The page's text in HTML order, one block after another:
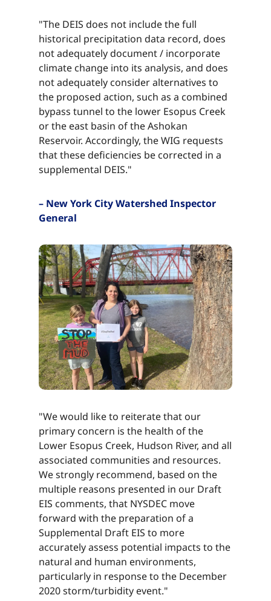
"The DEIS does not include the full
historical precipitation data record, does
not adequately document / incorporate
climate change into its analysis, and does
not adequately consider alternatives to
the proposed action, such as a combined
bypass tunnel to the lower Esopus Creek
or the east basin of the Ashokan
Reservoir. Accordingly, the WIG requests
that these deficiencies be corrected in a
supplemental DEIS."​​​​‌ ‍ ​‍​‍‌‍ ‌ ​‍‌‍‍‌‌‍‌ ‌‍‍‌‌‍ ‍​‍​‍​ ‍‍​‍​‍‌ ​ ‌‍​‌‌‍ ‍‌‍‍‌‌ ‌​‌ ‍‌​‍ ‍‌‍‍‌‌‍ ​‍​‍​‍ ​​‍​‍‌‍‍​‌ ​‍‌‍‌‌‌‍‌‍​‍​‍​ ‍‍​‍​‍‌‍‍​‌ ‌​‌ ‌​‌ ​​‌ ​ ​ ‍‍​‍ ​‍ ‌‍​ ‌‍ ‌‌ ​ ​‍ ‍‌‍ ‌‌‍​‌‌‍‍‌‌‍ ‍​‍ ‍​ ​‍​ ​​​ ​‍​ ‌​‌ ​‍‌‍‌‌‌‍‌​‌‍‌‌‌ ​ ‌‍‍‌‌‍‌ ‌‍ ‍​‍ ‍‌ ​‍‌‍‍‌‌ ‌‍‌‍‌‌‌ ​‍‌‍‍ ‌‍‌‌‌‍‌‌‌ ​​‌‍‌‌‌ ​‍​‍ ‍‌‍ ‌ ​‍‌‍‌ ​‍ ‌‍‍‌‌‍ ‍‌ ‌​‌‍‌‌‌‍ ‍‌ ‌​​‍ ‌‍‌‌‌‍‌​‌‍‍‌‌ ‌​​‍ ‌‍ ‌‌‍ ‌‍‌​‌‍‌‌​ ‌‌ ​​‌ ​‍‌‍‌‌‌ ​ ‌‍‌‌‌‍ ‍‌ ‌​‌‍​‌‌ ‌​‌‍‍‌‌‍ ‌‍ ‍​ ‍ ‌‍‍‌‌‍‌​​ ‌​ ‌ ​ ​‌​ ​‌​ ​‌​ ​ ‌‍​‌​ ​​​ ​ ​‍ ‌​ ​‌​ ‌​​ ‌‌‌‍​ ​‍ ‌​ ‌​‌‍​‍​ ‌‌​ ‌ ​‍ ‌‌‍​‍​ ​​​ ‌‍‌‍​ ​‍ ‌​ ​​​ ‌ ​ ‌‌​ ​​​ ‍‌​ ​ ​ ​‍‌‍‌‍​ ​​​ ‍‌​ ​‌‌‍​‌​ ‍ ‌ ‌​‌ ‍‌‌ ​​‌‍‌‌​ ‌‌‍​‌‌ ​‍‌ ‌​‌‍‍‌‌‍​ ‌‍ ​‌‍‌‌​ ‍ ‌ ​​‌‍​‌‌ ‌​‌‍‍​​ ‌‌‍​ ‌‍ ‌‍ ‍‌ ‌​‌‍‌‌‌‍ ‍‌ ‌​​‍‌‌​ ‌‌‌​​‍‌‌ ‌‍‍ ‌‍‌‌‌ ‍‌​‍‌‌​ ​ ‌​‌​​‍‌‌​ ​ ‌​‌​​‍‌‌​ ​‍​ ​‍​ ‌​‌‍‌​‌‍‌​‌‍​‌​ ‌‌‌‍​‌‌‍​‍​ ​ ​ ​‍‌‍​ ​ ​​‌‍​ ​‍‌‌​ ​‍​ ​‍​‍‌‌​ ‌‌‌​‌​​‍ ‍‌‍​ ‌‍‍​‌‍‍‌‌‍ ​‌‍‌​‌ ​‍‌‍‌‌‌‍ ‍​‍‌‌​ ‌‌‌​​‍‌‌ ‌‍‍ ‌‍‌‌‌ ‍‌​‍‌‌​ ​ ‌​‌​​‍‌‌​ ​ ‌​‌​​‍‌‌​ ​‍​ ​‍​ ‌​‌‍‌​‌‍‌​‌‍​‌​ ‌‌‌‍​‌‌‍​‍​ ​ ​ ​‍‌‍​ ​ ​​‌‍​ ​ ​​​‍‌‌​ ​‍​ ​‍​‍‌‌​ ‌‌‌​‌​​‍ ‍‌ ‌​‌‍‌‌‌ ‍​‌ ‌​​ ‌‍​‍‌‍​‌‌ ​ ‌‍‌‌‌‌‌‌‌ ​‍‌‍ ​​ ‌‌‍‍​‌ ‌​‌ ‌​‌ ​​‌ ​ ​‍‌‌​ ​ ‌​​‌​‍‌‌​ ​‍‌​‌‍​‍‌‌​ ​‍‌​‌‍‌‍​ ‌‍ ‌‌ ​ ​‍ ‍‌‍ ‌‌‍​‌‌‍‍‌‌‍ ‍​‍ ‍​ ​‍​ ​​​ ​‍​ ‌​‌ ​‍‌‍‌‌‌‍‌​‌‍‌‌‌ ​ ‌‍‍‌‌‍‌ ‌‍ ‍​‍ ‍‌ ​‍‌‍‍‌‌ ‌‍‌‍‌‌‌ ​‍‌‍‍ ‌‍‌‌‌‍‌‌‌ ​​‌‍‌‌‌ ​‍​‍ ‍‌‍ ‌ ​‍‌‍‌ ​‍‌‍‌‍‍‌‌‍‌​​ ‌​ ‌ ​ ​‌​ ​‌​ ​‌​ ​ ‌‍​‌​ ​​​ ​ ​‍ ‌​ ​‌​ ‌​​ ‌‌‌‍​ ​‍ ‌​ ‌​‌‍​‍​ ‌‌​ ‌ ​‍ ‌‌‍​‍​ ​​​ ‌‍‌‍​ ​‍ ‌​ ​​​ ‌ ​ ‌‌​ ​​​ ‍‌​ ​ ​ ​‍‌‍‌‍​ ​​​ ‍‌​ ​‌‌‍​‌​‍‌‍‌ ‌​‌ ‍‌‌ ​​‌‍‌‌​ ‌‌‍​‌‌ ​‍‌ ‌​‌‍‍‌‌‍​ ‌‍ ​‌‍‌‌​‍‌‍‌ ​​‌‍​‌‌ ‌​‌‍‍​​ ‌‌‍​ ‌‍ ‌‍ ‍‌ ‌​‌‍‌‌‌‍ ‍‌ ‌​​‍‌‌​ ‌‌‌​​‍‌‌ ‌‍‍ ‌‍‌‌‌ ‍‌​‍‌‌​ ​ ‌​‌​​‍‌‌​ ​ ‌​‌​​‍‌‌​ ​‍​ ​‍​ ‌​‌‍‌​‌‍‌​‌‍​‌​ ‌‌‌‍​‌‌‍​‍​ ​ ​ ​‍‌‍​ ​ ​​‌‍​ ​‍‌‌​ ​‍​ ​‍​‍‌‌​ ‌‌‌​‌​​‍ ‍‌‍​ ‌‍‍​‌‍‍‌‌‍ ​‌‍‌​‌ ​‍‌‍‌‌‌‍ ‍​‍‌‌​ ‌‌‌​​‍‌‌ ‌‍‍ ‌‍‌‌‌ ‍‌​‍‌‌​ ​ ‌​‌​​‍‌‌​ ​ ‌​‌​​‍‌‌​ ​‍​ ​‍​ ‌​‌‍‌​‌‍‌​‌‍​‌​ ‌‌‌‍​‌‌‍​‍​ ​ ​ ​‍‌‍​ ​ ​​‌‍​ ​ ​​​‍‌‌​ ​‍​ ​‍​‍‌‌​ ‌‌‌​‌​​‍ ‍‌ ‌​‌‍‌‌‌ ‍​‌ ‌​​‍‌‍‌ ​​‌‍‌‌‌ ​‍‌ ​ ‌ ​​‌‍‌‌‌‍​ ‌ ‌​‌‍‍‌‌ ‌‍‌‍‌‌​ ‌‌ ​​‌ ‌‌‌‍​‍‌‍ ​‌‍‍‌‌ ​ ‌‍‍​‌‍‌‌‌‍‌​​‍​‍‌ ‌
– New York City Watershed Inspector
General​​​​‌ ‍ ​‍​‍‌‍ ‌ ​‍‌‍‍‌‌‍‌ ‌‍‍‌‌‍ ‍​‍​‍​ ‍‍​‍​‍‌ ​ ‌‍​‌‌‍ ‍‌‍‍‌‌ ‌​‌ ‍‌​‍ ‍‌‍‍‌‌‍ ​‍​‍​‍ ​​‍​‍‌‍‍​‌ ​‍‌‍‌‌‌‍‌‍​‍​‍​ ‍‍​‍​‍‌‍‍​‌ ‌​‌ ‌​‌ ​​‌ ​ ​ ‍‍​‍ ​‍ ‌‍​ ‌‍ ‌‌ ​ ​‍ ‍‌‍ ‌‌‍​‌‌‍‍‌‌‍ ‍​‍ ‍​ ​‍​ ​​​ ​‍​ ‌​‌ ​‍‌‍‌‌‌‍‌​‌‍‌‌‌ ​ ‌‍‍‌‌‍‌ ‌‍ ‍​‍ ‍‌ ​‍‌‍‍‌‌ ‌‍‌‍‌‌‌ ​‍‌‍‍ ‌‍‌‌‌‍‌‌‌ ​​‌‍‌‌‌ ​‍​‍ ‍‌‍ ‌ ​‍‌‍‌ ​‍ ‌‍‍‌‌‍ ‍‌ ‌​‌‍‌‌‌‍ ‍‌ ‌​​‍ ‌‍‌‌‌‍‌​‌‍‍‌‌ ‌​​‍ ‌‍ ‌‌‍ ‌‍‌​‌‍‌‌​ ‌‌ ​​‌ ​‍‌‍‌‌‌ ​ ‌‍‌‌‌‍ ‍‌ ‌​‌‍​‌‌ ‌​‌‍‍‌‌‍ ‌‍ ‍​ ‍ ‌‍‍‌‌‍‌​​ ‌​ ‌ ​ ​‌​ ​‌​ ​‌​ ​ ‌‍​‌​ ​​​ ​ ​‍ ‌​ ​‌​ ‌​​ ‌‌‌‍​ ​‍ ‌​ ‌​‌‍​‍​ ‌‌​ ‌ ​‍ ‌‌‍​‍​ ​​​ ‌‍‌‍​ ​‍ ‌​ ​​​ ‌ ​ ‌‌​ ​​​ ‍‌​ ​ ​ ​‍‌‍‌‍​ ​​​ ‍‌​ ​‌‌‍​‌​ ‍ ‌ ‌​‌ ‍‌‌ ​​‌‍‌‌​ ‌‌‍​‌‌ ​‍‌ ‌​‌‍‍‌‌‍​ ‌‍ ​‌‍‌‌​ ‍ ‌ ​​‌‍​‌‌ ‌​‌‍‍​​ ‌‌‍​ ‌‍ ‌‍ ‍‌ ‌​‌‍‌‌‌‍ ‍‌ ‌​​‍‌‌​ ‌‌‌​​‍‌‌ ‌‍‍ ‌‍‌‌‌ ‍‌​‍‌‌​ ​ ‌​‌​​‍‌‌​ ​ ‌​‌​​‍‌‌​ ​‍​ ​‍‌‍‌‌‌‍​‍​ ​​​ ‌​​ ‍​​ ‍​‌‍‌‌​ ​‌‌‍‌‍​ ‍​​ ‌‌​ ​ ​‍‌‌​ ​‍​ ​‍​‍‌‌​ ‌‌‌​‌​​‍ ‍‌‍​ ‌‍‍​‌‍‍‌‌‍ ​‌‍‌​‌ ​‍‌‍‌‌‌‍ ‍​‍‌‌​ ‌‌‌​​‍‌‌ ‌‍‍ ‌‍‌‌‌ ‍‌​‍‌‌​ ​ ‌​‌​​‍‌‌​ ​ ‌​‌​​‍‌‌​ ​‍​ ​‍‌‍‌‌‌‍​‍​ ​​​ ‌​​ ‍​​ ‍​‌‍‌‌​ ​‌‌‍‌‍​ ‍​​ ‌‌​ ​ ​ ​​​‍‌‌​ ​‍​ ​‍​‍‌‌​ ‌‌‌​‌​​‍ ‍‌ ‌​‌‍‌‌‌ ‍​‌ ‌​​ ‌‍​‍‌‍​‌‌ ​ ‌‍‌‌‌‌‌‌‌ ​‍‌‍ ​​ ‌‌‍‍​‌ ‌​‌ ‌​‌ ​​‌ ​ ​‍‌‌​ ​ ‌​​‌​‍‌‌​ ​‍‌​‌‍​‍‌‌​ ​‍‌​‌‍‌‍​ ‌‍ ‌‌ ​ ​‍ ‍‌‍ ‌‌‍​‌‌‍‍‌‌‍ ‍​‍ ‍​ ​‍​ ​​​ ​‍​ ‌​‌ ​‍‌‍‌‌‌‍‌​‌‍‌‌‌ ​ ‌‍‍‌‌‍‌ ‌‍ ‍​‍ ‍‌ ​‍‌‍‍‌‌ ‌‍‌‍‌‌‌ ​‍‌‍‍ ‌‍‌‌‌‍‌‌‌ ​​‌‍‌‌‌ ​‍​‍ ‍‌‍ ‌ ​‍‌‍‌ ​‍‌‍‌‍‍‌‌‍‌​​ ‌​ ‌ ​ ​‌​ ​‌​ ​‌​ ​ ‌‍​‌​ ​​​ ​ ​‍ ‌​ ​‌​ ‌​​ ‌‌‌‍​ ​‍ ‌​ ‌​‌‍​‍​ ‌‌​ ‌ ​‍ ‌‌‍​‍​ ​​​ ‌‍‌‍​ ​‍ ‌​ ​​​ ‌ ​ ‌‌​ ​​​ ‍‌​ ​ ​ ​‍‌‍‌‍​ ​​​ ‍‌​ ​‌‌‍​‌​‍‌‍‌ ‌​‌ ‍‌‌ ​​‌‍‌‌​ ‌‌‍​‌‌ ​‍‌ ‌​‌‍‍‌‌‍​ ‌‍ ​‌‍‌‌​‍‌‍‌ ​​‌‍​‌‌ ‌​‌‍‍​​ ‌‌‍​ ‌‍ ‌‍ ‍‌ ‌​‌‍‌‌‌‍ ‍‌ ‌​​‍‌‌​ ‌‌‌​​‍‌‌ ‌‍‍ ‌‍‌‌‌ ‍‌​‍‌‌​ ​ ‌​‌​​‍‌‌​ ​ ‌​‌​​‍‌‌​ ​‍​ ​‍‌‍‌‌‌‍​‍​ ​​​ ‌​​ ‍​​ ‍​‌‍‌‌​ ​‌‌‍‌‍​ ‍​​ ‌‌​ ​ ​‍‌‌​ ​‍​ ​‍​‍‌‌​ ‌‌‌​‌​​‍ ‍‌‍​ ‌‍‍​‌‍‍‌‌‍ ​‌‍‌​‌ ​‍‌‍‌‌‌‍ ‍​‍‌‌​ ‌‌‌​​‍‌‌ ‌‍‍ ‌‍‌‌‌ ‍‌​‍‌‌​ ​ ‌​‌​​‍‌‌​ ​ ‌​‌​​‍‌‌​ ​‍​ ​‍‌‍‌‌‌‍​‍​ ​​​ ‌​​ ‍​​ ‍​‌‍‌‌​ ​‌‌‍‌‍​ ‍​​ ‌‌​ ​ ​ ​​​‍‌‌​ ​‍​ ​‍​‍‌‌​ ‌‌‌​‌​​‍ ‍‌ ‌​‌‍‌‌‌ ‍​‌ ‌​​‍‌‍‌ ​​‌‍‌‌‌ ​‍‌ ​ ‌ ​​‌‍‌‌‌‍​ ‌ ‌​‌‍‍‌‌ ‌‍‌‍‌‌​ ‌‌ ​​‌ ‌‌‌‍​‍‌‍ ​‌‍‍‌‌ ​ ‌‍‍​‌‍‌‌‌‍‌​​‍​‍‌ ‌
"We would like to reiterate that our
primary concern is the health of the
Lower Esopus Creek, Hudson River, and all
associated communities and resources.
We strongly recommend, based on the
multiple reasons presented in our Draft
EIS comments, that NYSDEC move
forward with the preparation of a
Supplemental Draft EIS to more
accurately assess potential impacts to the
natural and human environments,
particularly in response to the December
2020 storm/turbidity event."​​​​‌ ‍ ​‍​‍‌‍ ‌ ​‍‌‍‍‌‌‍‌ ‌‍‍‌‌‍ ‍​‍​‍​ ‍‍​‍​‍‌ ​ ‌‍​‌‌‍ ‍‌‍‍‌‌ ‌​‌ ‍‌​‍ ‍‌‍‍‌‌‍ ​‍​‍​‍ ​​‍​‍‌‍‍​‌ ​‍‌‍‌‌‌‍‌‍​‍​‍​ ‍‍​‍​‍‌‍‍​‌ ‌​‌ ‌​‌ ​​‌ ​ ​ ‍‍​‍ ​‍ ‌‍​ ‌‍ ‌‌ ​ ​‍ ‍‌‍ ‌‌‍​‌‌‍‍‌‌‍ ‍​‍ ‍​ ​‍​ ​​​ ​‍​ ‌​‌ ​‍‌‍‌‌‌‍‌​‌‍‌‌‌ ​ ‌‍‍‌‌‍‌ ‌‍ ‍​‍ ‍‌ ​‍‌‍‍‌‌ ‌‍‌‍‌‌‌ ​‍‌‍‍ ‌‍‌‌‌‍‌‌‌ ​​‌‍‌‌‌ ​‍​‍ ‍‌‍ ‌ ​‍‌‍‌ ​‍ ‌‍‍‌‌‍ ‍‌ ‌​‌‍‌‌‌‍ ‍‌ ‌​​‍ ‌‍‌‌‌‍‌​‌‍‍‌‌ ‌​​‍ ‌‍ ‌‌‍ ‌‍‌​‌‍‌‌​ ‌‌ ​​‌ ​‍‌‍‌‌‌ ​ ‌‍‌‌‌‍ ‍‌ ‌​‌‍​‌‌ ‌​‌‍‍‌‌‍ ‌‍ ‍​ ‍ ‌‍‍‌‌‍‌​​ ‌​ ‌ ​ ​‌​ ​‌​ ​‌​ ​ ‌‍​‌​ ​​​ ​ ​‍ ‌​ ​‌​ ‌​​ ‌‌‌‍​ ​‍ ‌​ ‌​‌‍​‍​ ‌‌​ ‌ ​‍ ‌‌‍​‍​ ​​​ ‌‍‌‍​ ​‍ ‌​ ​​​ ‌ ​ ‌‌​ ​​​ ‍‌​ ​ ​ ​‍‌‍‌‍​ ​​​ ‍‌​ ​‌‌‍​‌​ ‍ ‌ ‌​‌ ‍‌‌ ​​‌‍‌‌​ ‌‌‍​‌‌ ​‍‌ ‌​‌‍‍‌‌‍​ ‌‍ ​‌‍‌‌​ ‍ ‌ ​​‌‍​‌‌ ‌​‌‍‍​​ ‌‌‍​ ‌‍ ‌‍ ‍‌ ‌​‌‍‌‌‌‍ ‍‌ ‌​​‍‌‌​ ‌‌‌​​‍‌‌ ‌‍‍ ‌‍‌‌‌ ‍‌​‍‌‌​ ​ ‌​‌​​‍‌‌​ ​ ‌​‌​​‍‌‌​ ​‍​ ​‍‌‍‌‍​ ​ ‌‍​‌‌‍‌‌​ ‍​​ ​‍‌‍‌‌​ ‍​​ ‌ ​ ​‌​ ‌‌​ ‌​​‍‌‌​ ​‍​ ​‍​‍‌‌​ ‌‌‌​‌​​‍ ‍‌‍​ ‌‍‍​‌‍‍‌‌‍ ​‌‍‌​‌ ​‍‌‍‌‌‌‍ ‍​‍‌‌​ ‌‌‌​​‍‌‌ ‌‍‍ ‌‍‌‌‌ ‍‌​‍‌‌​ ​ ‌​‌​​‍‌‌​ ​ ‌​‌​​‍‌‌​ ​‍​ ​‍‌‍‌‍​ ​ ‌‍​‌‌‍‌‌​ ‍​​ ​‍‌‍‌‌​ ‍​​ ‌ ​ ​‌​ ‌‌​ ‌​​ ​​​‍‌‌​ ​‍​ ​‍​‍‌‌​ ‌‌‌​‌​​‍ ‍‌ ‌​‌‍‌‌‌ ‍​‌ ‌​​ ‌‍​‍‌‍​‌‌ ​ ‌‍‌‌‌‌‌‌‌ ​‍‌‍ ​​ ‌‌‍‍​‌ ‌​‌ ‌​‌ ​​‌ ​ ​‍‌‌​ ​ ‌​​‌​‍‌‌​ ​‍‌​‌‍​‍‌‌​ ​‍‌​‌‍‌‍​ ‌‍ ‌‌ ​ ​‍ ‍‌‍ ‌‌‍​‌‌‍‍‌‌‍ ‍​‍ ‍​ ​‍​ ​​​ ​‍​ ‌​‌ ​‍‌‍‌‌‌‍‌​‌‍‌‌‌ ​ ‌‍‍‌‌‍‌ ‌‍ ‍​‍ ‍‌ ​‍‌‍‍‌‌ ‌‍‌‍‌‌‌ ​‍‌‍‍ ‌‍‌‌‌‍‌‌‌ ​​‌‍‌‌‌ ​‍​‍ ‍‌‍ ‌ ​‍‌‍‌ ​‍‌‍‌‍‍‌‌‍‌​​ ‌​ ‌ ​ ​‌​ ​‌​ ​‌​ ​ ‌‍​‌​ ​​​ ​ ​‍ ‌​ ​‌​ ‌​​ ‌‌‌‍​ ​‍ ‌​ ‌​‌‍​‍​ ‌‌​ ‌ ​‍ ‌‌‍​‍​ ​​​ ‌‍‌‍​ ​‍ ‌​ ​​​ ‌ ​ ‌‌​ ​​​ ‍‌​ ​ ​ ​‍‌‍‌‍​ ​​​ ‍‌​ ​‌‌‍​‌​‍‌‍‌ ‌​‌ ‍‌‌ ​​‌‍‌‌​ ‌‌‍​‌‌ ​‍‌ ‌​‌‍‍‌‌‍​ ‌‍ ​‌‍‌‌​‍‌‍‌ ​​‌‍​‌‌ ‌​‌‍‍​​ ‌‌‍​ ‌‍ ‌‍ ‍‌ ‌​‌‍‌‌‌‍ ‍‌ ‌​​‍‌‌​ ‌‌‌​​‍‌‌ ‌‍‍ ‌‍‌‌‌ ‍‌​‍‌‌​ ​ ‌​‌​​‍‌‌​ ​ ‌​‌​​‍‌‌​ ​‍​ ​‍‌‍‌‍​ ​ ‌‍​‌‌‍‌‌​ ‍​​ ​‍‌‍‌‌​ ‍​​ ‌ ​ ​‌​ ‌‌​ ‌​​‍‌‌​ ​‍​ ​‍​‍‌‌​ ‌‌‌​‌​​‍ ‍‌‍​ ‌‍‍​‌‍‍‌‌‍ ​‌‍‌​‌ ​‍‌‍‌‌‌‍ ‍​‍‌‌​ ‌‌‌​​‍‌‌ ‌‍‍ ‌‍‌‌‌ ‍‌​‍‌‌​ ​ ‌​‌​​‍‌‌​ ​ ‌​‌​​‍‌‌​ ​‍​ ​‍‌‍‌‍​ ​ ‌‍​‌‌‍‌‌​ ‍​​ ​‍‌‍‌‌​ ‍​​ ‌ ​ ​‌​ ‌‌​ ‌​​ ​​​‍‌‌​ ​‍​ ​‍​‍‌‌​ ‌‌‌​‌​​‍ ‍‌ ‌​‌‍‌‌‌ ‍​‌ ‌​​‍‌‍‌ ​​‌‍‌‌‌ ​‍‌ ​ ‌ ​​‌‍‌‌‌‍​ ‌ ‌​‌‍‍‌‌ ‌‍‌‍‌‌​ ‌‌ ​​‌ ‌‌‌‍​‍‌‍ ​‌‍‍‌‌ ​ ‌‍‍​‌‍‌‌‌‍‌​​‍​‍‌ ‌